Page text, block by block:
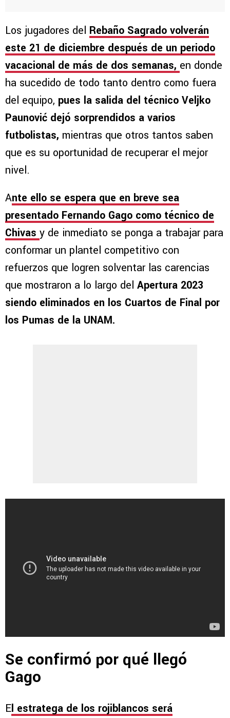
Los jugadores del Rebaño Sagrado volverán
este 21 de diciembre después de un periodo
vacacional de más de dos semanas, en donde
ha sucedido de todo tanto dentro como fuera
del equipo, pues la salida del técnico Veljko
Paunović dejó sorprendidos a varios
futbolistas, mientras que otros tantos saben
que es su oportunidad de recuperar el mejor
nivel.
Ante ello se espera que en breve sea
presentado Fernando Gago como técnico de
Chivas y de inmediato se ponga a trabajar para
conformar un plantel competitivo con
refuerzos que logren solventar las carencias
que mostraron a lo largo del Apertura 2023
siendo eliminados en los Cuartos de Final por
los Pumas de la UNAM.
Se confirmó por qué llegó
Gago
El estratega de los rojiblancos será